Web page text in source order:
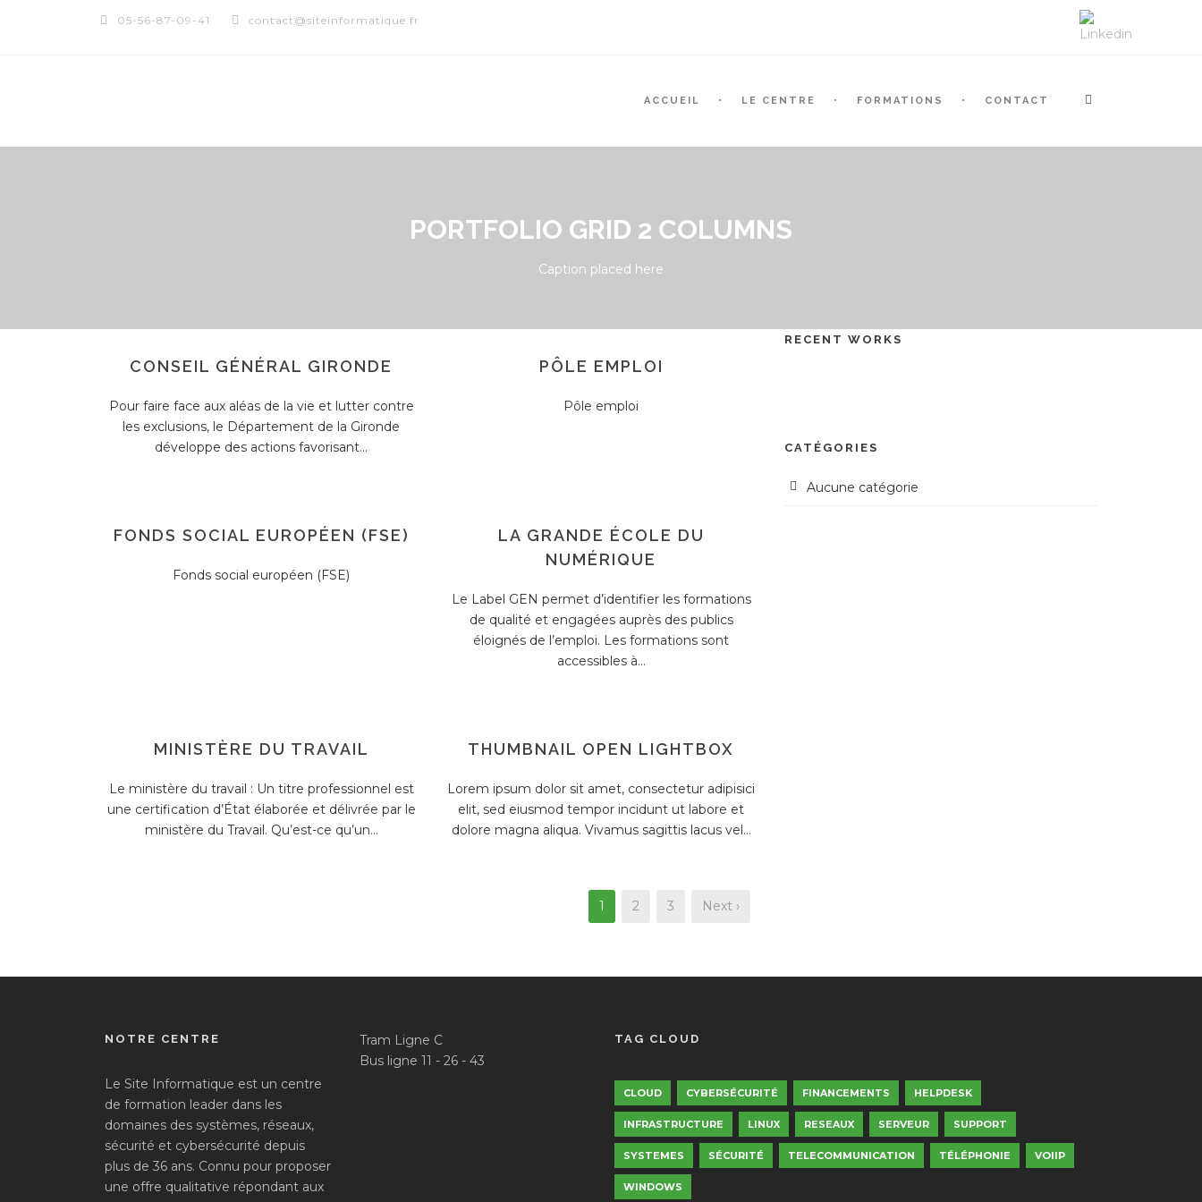
05-56-87-09-41 contact@siteinformatique.fr
ACCUEIL LE CENTRE FORMATIONS CONTACT
PORTFOLIO GRID 2 COLUMNS
Caption placed here
CONSEIL GÉNÉRAL GIRONDE
Pour faire face aux aléas de la vie et lutter contre
les exclusions, le Département de la Gironde
développe des actions favorisant...
PÔLE EMPLOI
Pôle emploi
FONDS SOCIAL EUROPÉEN (FSE)
Fonds social européen (FSE)
LA GRANDE ÉCOLE DU
NUMÉRIQUE
Le Label GEN permet d’identifier les formations
de qualité et engagées auprès des publics
éloignés de l’emploi. Les formations sont
accessibles à...
MINISTÈRE DU TRAVAIL
Le ministère du travail : Un titre professionnel est
une certification d’État élaborée et délivrée par le
ministère du Travail. Qu’est-ce qu’un...
THUMBNAIL OPEN LIGHTBOX
Lorem ipsum dolor sit amet, consectetur adipisici
elit, sed eiusmod tempor incidunt ut labore et
dolore magna aliqua. Vivamus sagittis lacus vel...
1 2 3 Next ›
RECENT WORKS
CATÉGORIES
Aucune catégorie
NOTRE CENTRE
Le Site Informatique est un centre
de formation leader dans les
domaines des systèmes, réseaux,
sécurité et cybersécurité depuis
plus de 36 ans. Connu pour proposer
une offre qualitative répondant aux
Tram Ligne C
Bus ligne 11 - 26 - 43
TAG CLOUD
CLOUD CYBERSÉCURITÉ FINANCEMENTS HELPDESK
INFRASTRUCTURE LINUX RESEAUX SERVEUR SUPPORT
SYSTEMES SÉCURITÉ TELECOMMUNICATION TÉLÉPHONIE VOIIP
WINDOWS